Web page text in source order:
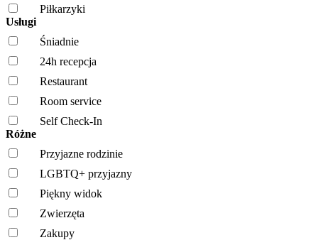
Piłkarzyki
Usługi
Śniadnie
24h recepcja
Restaurant
Room service
Self Check-In
Różne
Przyjazne rodzinie
LGBTQ+ przyjazny
Piękny widok
Zwierzęta
Zakupy